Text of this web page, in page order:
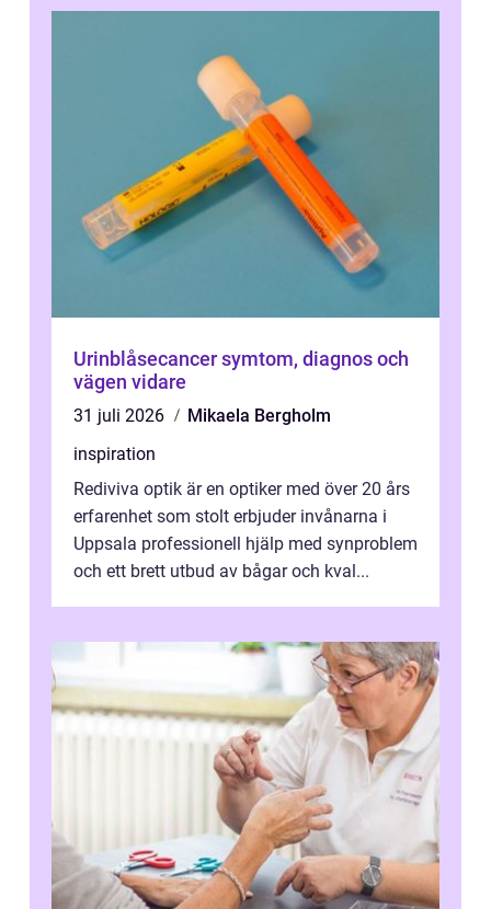
Urinblåsecancer symtom, diagnos och
vägen vidare
31 juli 2026
Mikaela Bergholm
inspiration
Rediviva optik är en optiker med över 20 års
erfarenhet som stolt erbjuder invånarna i
Uppsala professionell hjälp med synproblem
och ett brett utbud av bågar och kval...